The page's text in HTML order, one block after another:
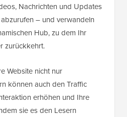
Nachrichten und Updates
– und verwandeln
Hub, zu dem Ihr
zurückkehrt.
Website nicht nur
können auch den Traffic
erhöhen und Ihre
sie es den Lesern